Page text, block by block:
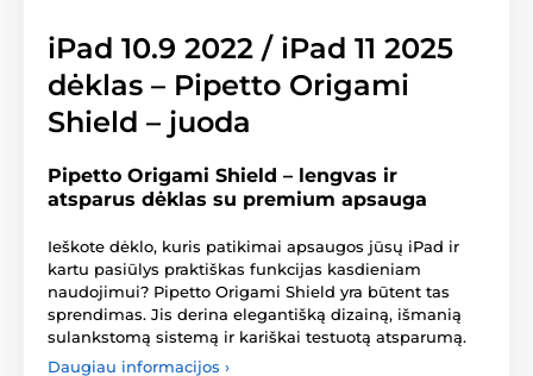
iPad 10.9 2022 / iPad 11 2025
dėklas – Pipetto Origami
Shield – juoda
Pipetto Origami Shield – lengvas ir
atsparus dėklas su premium apsauga
Ieškote dėklo, kuris patikimai apsaugos jūsų iPad ir
kartu pasiūlys praktiškas funkcijas kasdieniam
naudojimui? Pipetto Origami Shield yra būtent tas
sprendimas. Jis derina elegantišką dizainą, išmanią
sulankstomą sistemą ir kariškai testuotą atsparumą.
Daugiau informacijos ›